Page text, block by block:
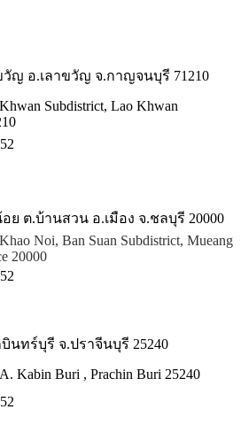
วัญ อ.เลาขวัญ จ.กาญจนบุรี 71210
Subdistrict, Lao Khwan
ย ต.บ้านสวน อ.เมือง จ.ชลบุรี 20000
Noi, Ban Suan Subdistrict, Mueang
20000
บินทร์บุรี จ.ปราจีนบุรี 25240
Kabin Buri , Prachin Buri 25240